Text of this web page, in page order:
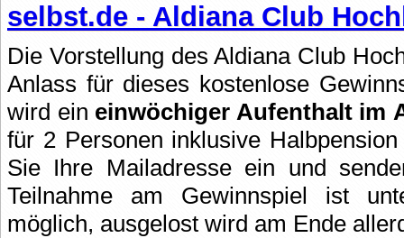
selbst.de - Aldiana Club
Die Vorstellung des Aldiana Club
Anlass für dieses kostenlose
wird ein einwöchiger Aufenthalt im
für 2 Personen inklusive
Sie Ihre Mailadresse ein und
Teilnahme am Gewinnspiel ist
möglich, ausgelost wird am Ende